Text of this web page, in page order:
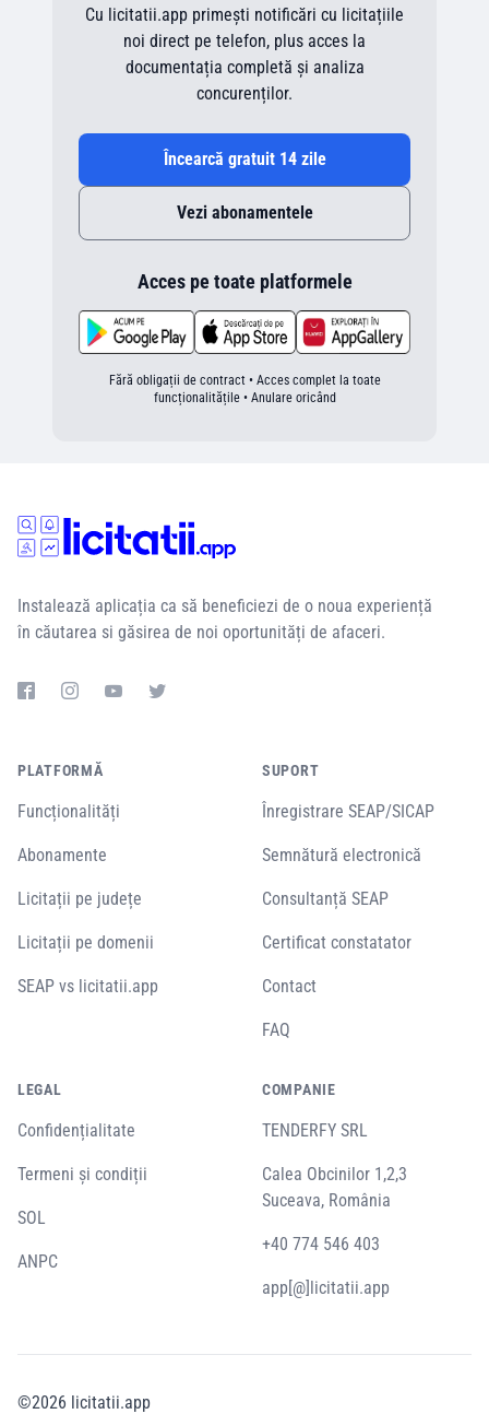
Cu licitatii.app primești notificări cu licitațiile
noi direct pe telefon, plus acces la
documentația completă și analiza
concurenților.
Încearcă gratuit 14 zile
Vezi abonamentele
Acces pe toate platformele
Fără obligații de contract • Acces complet la toate
funcționalitățile • Anulare oricând
Instalează aplicația ca să beneficiezi de o noua experiență
în căutarea si găsirea de noi oportunități de afaceri.
PLATFORMĂ
Funcționalități
Abonamente
Licitații pe județe
Licitații pe domenii
SEAP vs licitatii.app
SUPORT
Înregistrare SEAP/SICAP
Semnătură electronică
Consultanță SEAP
Certificat constatator
Contact
FAQ
LEGAL
Confidențialitate
Termeni și condiții
SOL
ANPC
COMPANIE
TENDERFY SRL
Calea Obcinilor 1,2,3
Suceava, România
+40 774 546 403
app[@]licitatii.app
©2026 licitatii.app